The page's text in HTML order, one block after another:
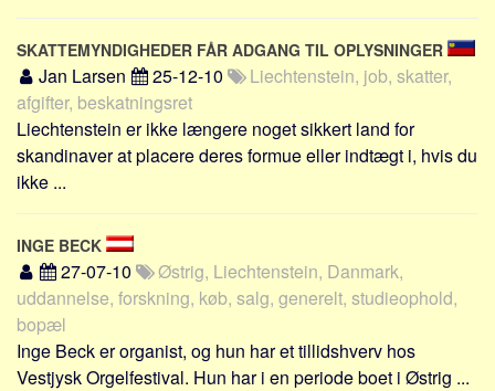
Forhistorien
Redigering
Tekstannoncer
Bannere
Hjælp
SKATTEMYNDIGHEDER FÅR ADGANG TIL OPLYSNINGER
Jan Larsen 25-12-10
Liechtenstein, job, skatter,
afgifter, beskatningsret
Liechtenstein er ikke længere noget sikkert land for
skandinaver at placere deres formue eller indtægt i, hvis du
ikke ...
INGE BECK
27-07-10
Østrig, Liechtenstein, Danmark,
uddannelse, forskning, køb, salg, generelt, studieophold,
bopæl
Inge Beck er organist, og hun har et tillidshverv hos
Vestjysk Orgelfestival. Hun har i en periode boet i Østrig ...